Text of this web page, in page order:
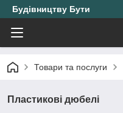
Будівництву Бути
Товари та послуги
Пластикові дюбелі